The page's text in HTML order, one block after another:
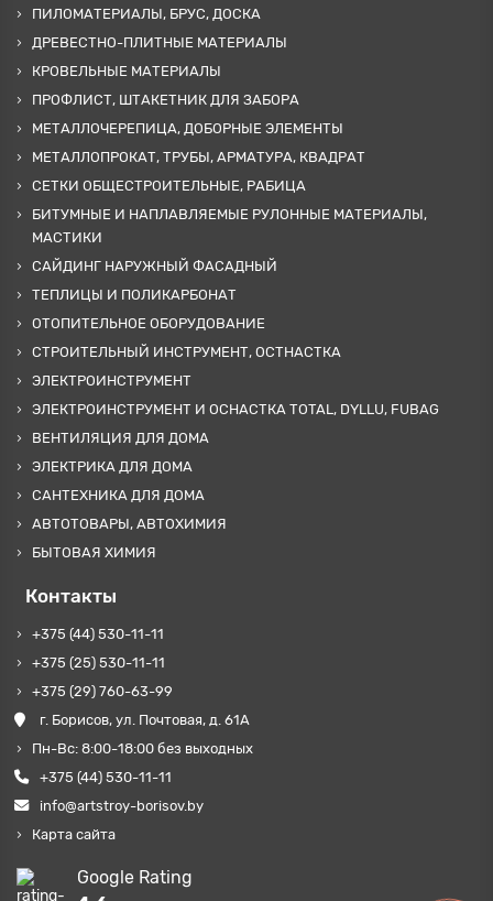
ПИЛОМАТЕРИАЛЫ, БРУС, ДОСКА
ДРЕВЕСТНО-ПЛИТНЫЕ МАТЕРИАЛЫ
КРОВЕЛЬНЫЕ МАТЕРИАЛЫ
ПРОФЛИСТ, ШТАКЕТНИК ДЛЯ ЗАБОРА
МЕТАЛЛОЧЕРЕПИЦА, ДОБОРНЫЕ ЭЛЕМЕНТЫ
МЕТАЛЛОПРОКАТ, ТРУБЫ, АРМАТУРА, КВАДРАТ
СЕТКИ ОБЩЕСТРОИТЕЛЬНЫЕ, РАБИЦА
БИТУМНЫЕ И НАПЛАВЛЯЕМЫЕ РУЛОННЫЕ МАТЕРИАЛЫ,
МАСТИКИ
САЙДИНГ НАРУЖНЫЙ ФАСАДНЫЙ
ТЕПЛИЦЫ И ПОЛИКАРБОНАТ
ОТОПИТЕЛЬНОЕ ОБОРУДОВАНИЕ
СТРОИТЕЛЬНЫЙ ИНСТРУМЕНТ, ОСТНАСТКА
ЭЛЕКТРОИНСТРУМЕНТ
ЭЛЕКТРОИНСТРУМЕНТ И ОСНАСТКА TOTAL, DYLLU, FUBAG
ВЕНТИЛЯЦИЯ ДЛЯ ДОМА
ЭЛЕКТРИКА ДЛЯ ДОМА
САНТЕХНИКА ДЛЯ ДОМА
АВТОТОВАРЫ, АВТОХИМИЯ
БЫТОВАЯ ХИМИЯ
Контакты
+375 (44) 530-11-11
+375 (25) 530-11-11
+375 (29) 760-63-99
г. Борисов, ул. Почтовая, д. 61А
Пн-Вс: 8:00-18:00 без выходных
+375 (44) 530-11-11
info@artstroy-borisov.by
Карта сайта
Google Rating